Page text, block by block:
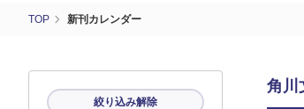
TOP 新刊カレンダー
角川
絞り込み解除